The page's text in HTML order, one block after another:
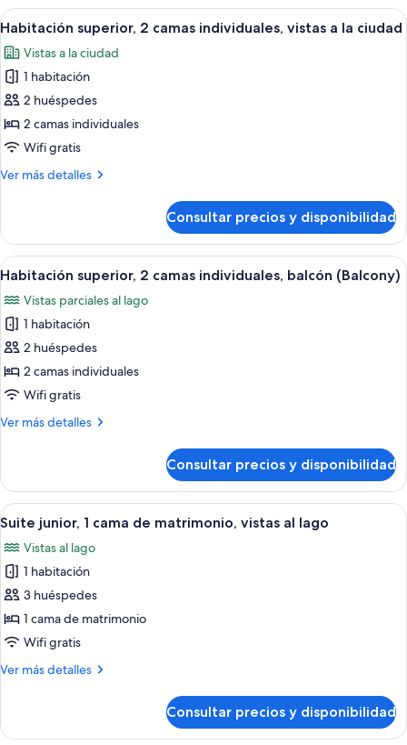
la
ciudad
cama
matrimonio,
vistas
la
ciudad
Abrir
todas
las
fotos
de
Habitación
superior,
camas
a
la
Habitación de hotel con dos camas,
7
Habitación superior, 2 camas individuales, vistas a la ciudad
Vistas a la ciudad
1 habitación
2 huéspedes
2 camas individuales
Wifi gratis
Ver más detalles
Más
superior,
camas
vistas
la
ciudad
Consultar precios y disponibilidad
Abrir
todas
las
fotos
de
Habitación
superior,
camas
(Balcony)
Una habitación de hotel con una
7
Habitación superior, 2 camas individuales, balcón (Balcony)
Vistas parciales al lago
1 habitación
2 huéspedes
2 camas individuales
Wifi gratis
Ver más detalles
Más
superior,
camas
individuales,
balcón
(Balcony)
Consultar precios y disponibilidad
Abrir
todas
las
fotos
de
Suite
junior,
cama
Una habitación de hotel con cama,
3
Suite junior, 1 cama de matrimonio, vistas al lago
Vistas al lago
1 habitación
3 huéspedes
1 cama de matrimonio
Wifi gratis
Ver más detalles
Más
junior,
Consultar precios y disponibilidad